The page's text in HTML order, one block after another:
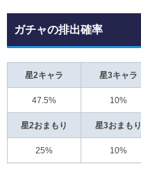
ガチャの排出確率
星2キャラ 星3キャラ
47.5% 10%
星2おまもり 星3おまもり
25% 10%